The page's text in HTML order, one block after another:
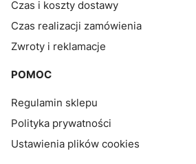
Czas i koszty dostawy
Czas realizacji zamówienia
Zwroty i reklamacje
POMOC
Regulamin sklepu
Polityka prywatności
Ustawienia plików cookies